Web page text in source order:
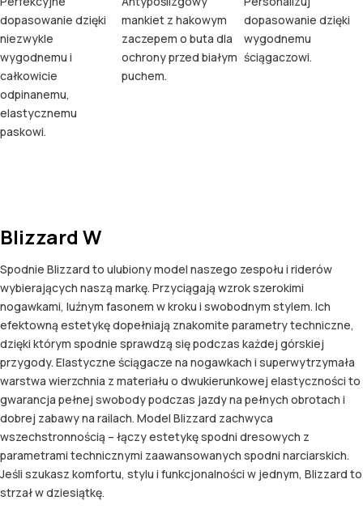
dopasowanie dzięki
niezwykle
wygodnemu i
całkowicie
odpinanemu,
elastycznemu
paskowi.
mankiet z hakowym
zaczepem o buta dla
ochrony przed białym
puchem.
dopasowanie dzięki
wygodnemu
ściągaczowi.
Blizzard W
Spodnie Blizzard to ulubiony model naszego zespołu i riderów
wybierających naszą markę. Przyciągają wzrok szerokimi
nogawkami, luźnym fasonem w kroku i swobodnym stylem. Ich
efektowną estetykę dopełniają znakomite parametry techniczne,
dzięki którym spodnie sprawdzą się podczas każdej górskiej
przygody. Elastyczne ściągacze na nogawkach i superwytrzymała
warstwa wierzchnia z materiału o dwukierunkowej elastyczności to
gwarancja pełnej swobody podczas jazdy na pełnych obrotach i
dobrej zabawy na railach. Model Blizzard zachwyca
wszechstronnością – łączy estetykę spodni dresowych z
parametrami technicznymi zaawansowanych spodni narciarskich.
Jeśli szukasz komfortu, stylu i funkcjonalności w jednym, Blizzard to
strzał w dziesiątkę.